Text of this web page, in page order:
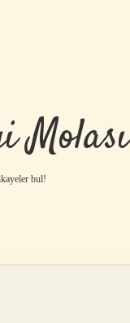
Molası
bul!